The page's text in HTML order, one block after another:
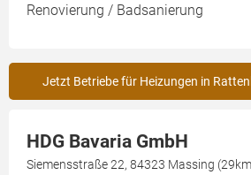
Renovierung / Badsanierung
Jetzt Betriebe für Heizungen in
HDG Bavaria GmbH
Siemensstraße 22, 84323 Massing